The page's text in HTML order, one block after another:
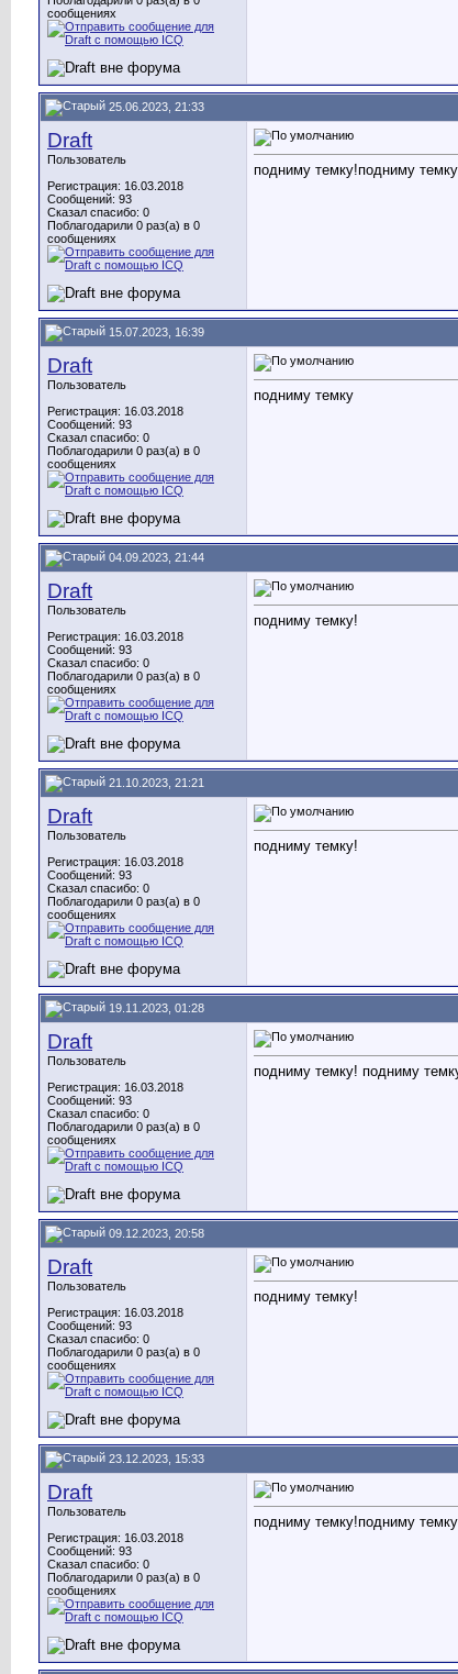
сообщениях
25.06.2023, 21:33
Draft
Пользователь
Регистрация: 16.03.2018
Сообщений: 93
Сказал спасибо: 0
Поблагодарили 0 раз(а) в 0
сообщениях
подниму темку!подниму
15.07.2023, 16:39
Draft
Пользователь
Регистрация: 16.03.2018
Сообщений: 93
Сказал спасибо: 0
Поблагодарили 0 раз(а) в 0
сообщениях
подниму темку
04.09.2023, 21:44
Draft
Пользователь
Регистрация: 16.03.2018
Сообщений: 93
Сказал спасибо: 0
Поблагодарили 0 раз(а) в 0
сообщениях
подниму темку!
21.10.2023, 21:21
Draft
Пользователь
Регистрация: 16.03.2018
Сообщений: 93
Сказал спасибо: 0
Поблагодарили 0 раз(а) в 0
сообщениях
подниму темку!
19.11.2023, 01:28
Draft
Пользователь
Регистрация: 16.03.2018
Сообщений: 93
Сказал спасибо: 0
Поблагодарили 0 раз(а) в 0
сообщениях
подниму темку! подниму
09.12.2023, 20:58
Draft
Пользователь
Регистрация: 16.03.2018
Сообщений: 93
Сказал спасибо: 0
Поблагодарили 0 раз(а) в 0
сообщениях
подниму темку!
23.12.2023, 15:33
Draft
Пользователь
Регистрация: 16.03.2018
Сообщений: 93
Сказал спасибо: 0
Поблагодарили 0 раз(а) в 0
сообщениях
подниму темку!подниму